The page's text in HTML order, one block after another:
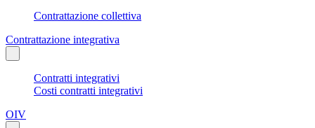
Contrattazione collettiva
Contrattazione integrativa
Contratti integrativi
Costi contratti integrativi
OIV